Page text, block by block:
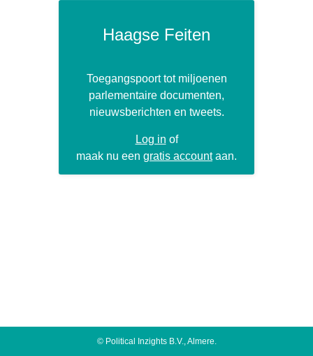
Haagse Feiten
Toegangspoort tot miljoenen
parlementaire documenten,
nieuwsberichten en tweets.
Log in of
maak nu een gratis accountaan.
© Political Inzights B.V., Almere.